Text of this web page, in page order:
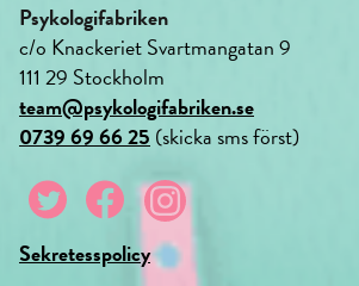
Psykologifabriken
c/o Knackeriet Svartmangatan 9
111 29 Stockholm
team@psykologifabriken.se
0739 69 66 25 (skicka sms först)
Sekretesspolicy